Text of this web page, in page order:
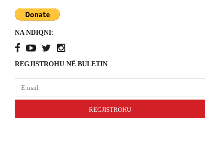
NA NDIQNI:
REGJISTROHU NË BULETIN